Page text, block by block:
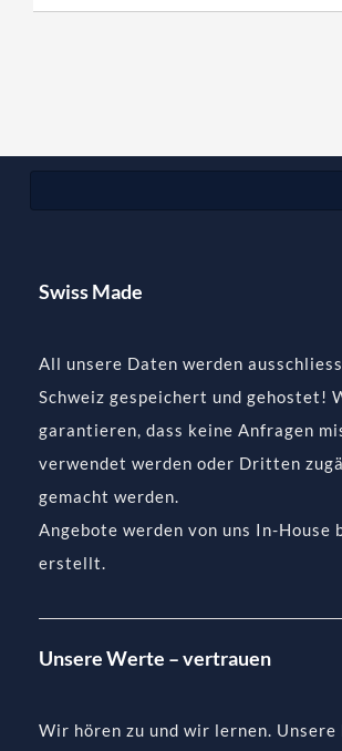
Swiss Made
All unsere Daten werden
Schweiz gespeichert und gehostet!
garantieren, dass keine Anfragen
verwendet werden oder Dritten
gemacht werden.
Angebote werden von uns In-House
erstellt.
Unsere Werte – vertrauen
Wir hören zu und wir lernen. Unsere